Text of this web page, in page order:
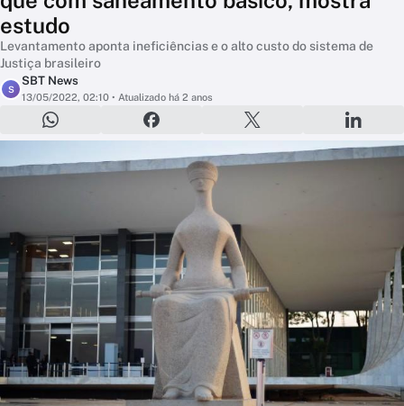
estudo
Levantamento aponta ineficiências e o alto custo do sistema de
Justiça brasileiro
S
SBT News
13/05/2022, 02:10 • Atualizado há 2 anos